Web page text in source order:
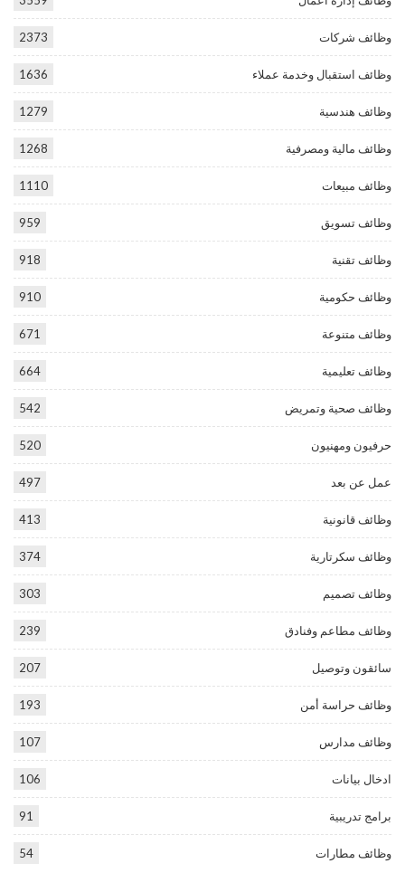
وظائف شركات 2373
وظائف استقبال وخدمة عملاء 1636
وظائف هندسية 1279
وظائف مالية ومصرفية 1268
وظائف مبيعات 1110
وظائف تسويق 959
وظائف تقنية 918
وظائف حكومية 910
وظائف متنوعة 671
وظائف تعليمية 664
وظائف صحية وتمريض 542
حرفيون ومهنيون 520
عمل عن بعد 497
وظائف قانونية 413
وظائف سكرتارية 374
وظائف تصميم 303
وظائف مطاعم وفنادق 239
سائقون وتوصيل 207
وظائف حراسة أمن 193
وظائف مدارس 107
ادخال بيانات 106
برامج تدريبية 91
وظائف مطارات 54